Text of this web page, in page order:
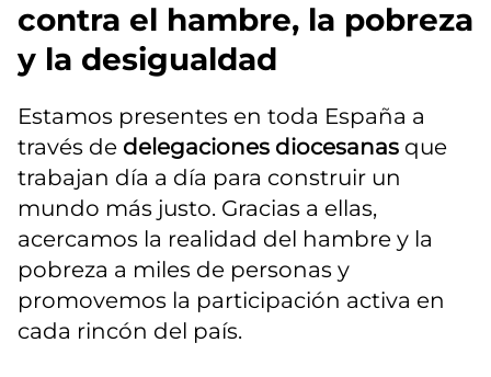
contra el hambre, la pobreza
y la desigualdad
Estamos presentes en toda España a
través de delegaciones diocesanas que
trabajan día a día para construir un
mundo más justo. Gracias a ellas,
acercamos la realidad del hambre y la
pobreza a miles de personas y
promovemos la participación activa en
cada rincón del país.